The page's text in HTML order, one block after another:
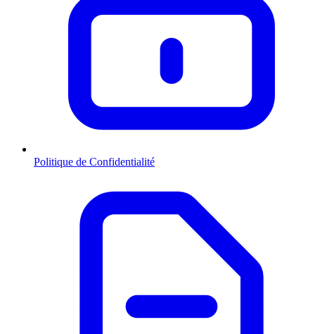
Politique de Confidentialité